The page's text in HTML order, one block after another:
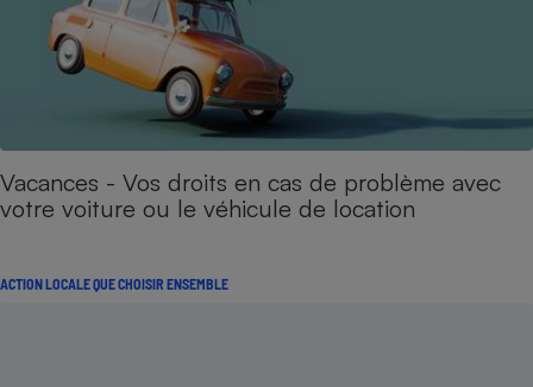
Vacances - Vos droits en cas de problème avec
votre voiture ou le véhicule de location
ACTION LOCALE QUE CHOISIR ENSEMBLE